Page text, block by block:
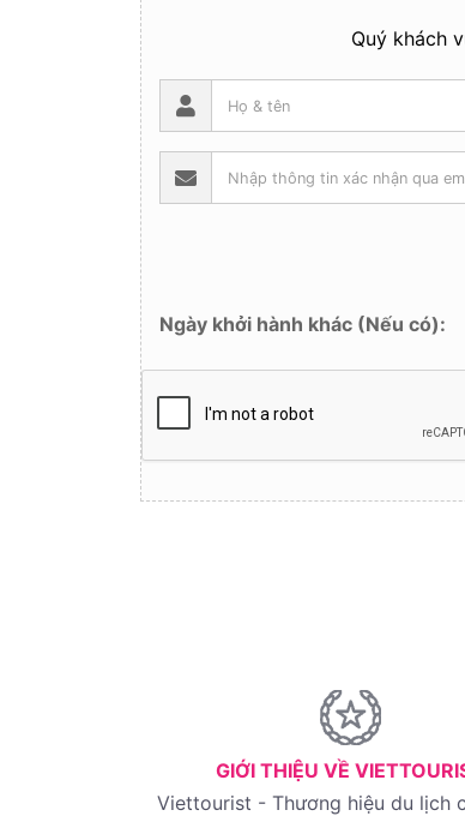
Quý khách
Ngày khởi hành khác (Nếu có):
GIỚI THIỆU VỀ
Viettourist - Thương hiệu du lịch